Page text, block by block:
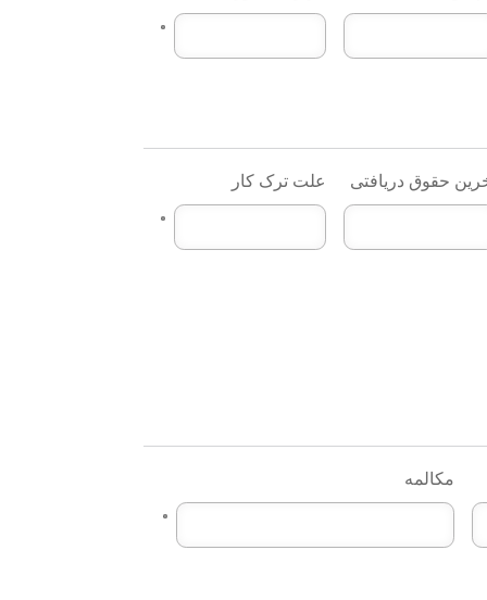
حقوق دریافتی علت ترک کار
مکالمه